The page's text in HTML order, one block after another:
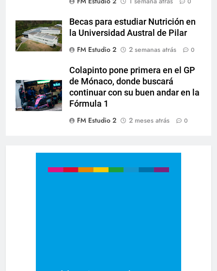
Becas para estudiar Nutrición en
la Universidad Austral de Pilar
FM Estudio 2
2 semanas atrás 0
Colapinto pone primera en el GP
de Mónaco, donde buscará
continuar con su buen andar en la
Fórmula 1
FM Estudio 2
2 meses atrás 0